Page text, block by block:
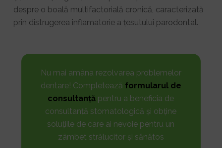
despre o boală multifactorială cronică, caracterizată
prin distrugerea inflamatorie a țesutului parodontal.
Nu mai amâna rezolvarea problemelor
dentare! Completează formularul de
consultanță pentru a beneficia de
consultanță stomatologică și obține
soluțiile de care ai nevoie pentru un
zâmbet strălucitor și sănătos